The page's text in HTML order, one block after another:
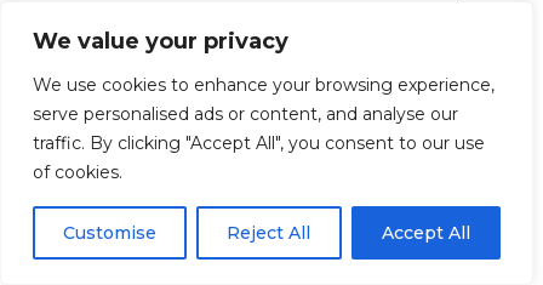
We value your privacy
We use cookies to enhance your browsing experience,
serve personalised ads or content, and analyse our
traffic. By clicking "Accept All", you consent to our use
of cookies.
Customise Reject All Accept All
votre acheteur pour le prévenir, expliquez-
lui la situation de manière transparente. La
plupart des acheteurs comprennent et
acceptent volontiers de repasser
commande avec le bon format. Honnêteté
alliés du vendeur.